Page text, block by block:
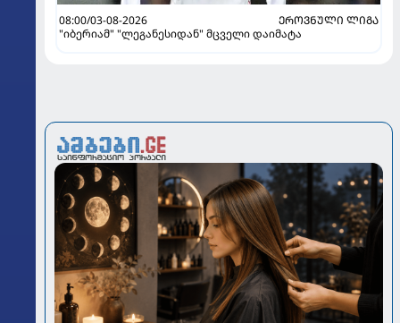
08:00/03-08-2026
ᲔᲠᲝᲕᲜᲣᲚᲘ ᲚᲘᲒᲐ
"იბერიამ" "ლეგანესიდან" მცველი დაიმატა